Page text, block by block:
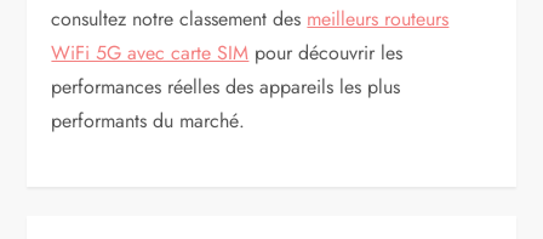
consultez notre classement des meilleurs routeurs
WiFi 5G avec carte SIM pour découvrir les
performances réelles des appareils les plus
performants du marché.